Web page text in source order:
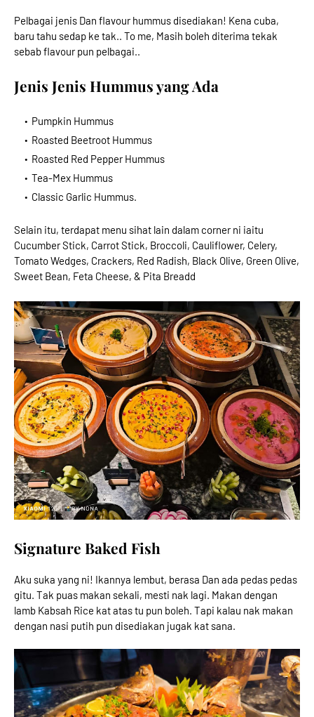
Pelbagai jenis Dan flavour hummus disediakan! Kena cuba,
baru tahu sedap ke tak.. To me, Masih boleh diterima tekak
sebab flavour pun pelbagai..
Jenis Jenis Hummus yang Ada
Pumpkin Hummus
Roasted Beetroot Hummus
Roasted Red Pepper Hummus
Tea-Mex Hummus
Classic Garlic Hummus.
Selain itu, terdapat menu sihat lain dalam corner ni iaitu
Cucumber Stick, Carrot Stick, Broccoli, Cauliflower, Celery,
Tomato Wedges, Crackers, Red Radish, Black Olive, Green Olive,
Sweet Bean, Feta Cheese, & Pita Breadd
Signature Baked Fish
Aku suka yang ni! Ikannya lembut, berasa Dan ada pedas pedas
gitu. Tak puas makan sekali, mesti nak lagi. Makan dengan
lamb Kabsah Rice kat atas tu pun boleh. Tapi kalau nak makan
dengan nasi putih pun disediakan jugak kat sana.